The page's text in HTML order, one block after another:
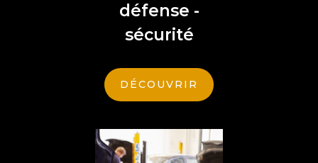
défense -
sécurité
DÉCOUVRIR